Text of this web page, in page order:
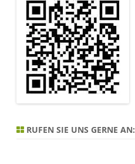
RUFEN SIE UNS GERNE AN: